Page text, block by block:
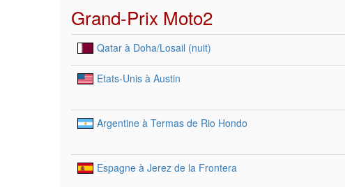
Grand-Prix Moto2
Qatar à Doha/Losail (nuit)
Etats-Unis à Austin
Argentine à Termas de Rio Hondo
Espagne à Jerez de la Frontera